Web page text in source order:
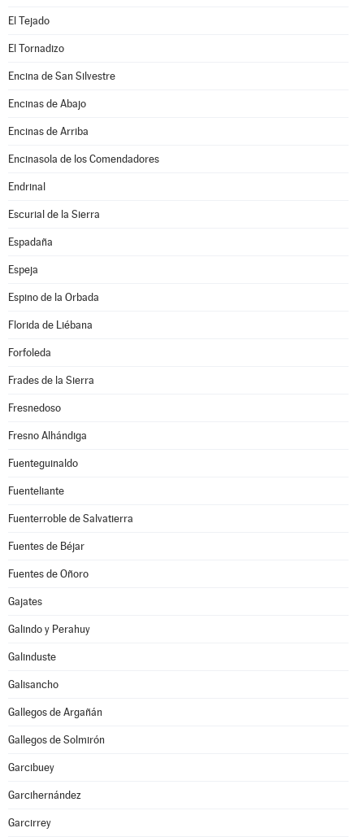
El Tejado
El Tornadizo
Encina de San Silvestre
Encinas de Abajo
Encinas de Arriba
Encinasola de los Comendadores
Endrinal
Escurial de la Sierra
Espadaña
Espeja
Espino de la Orbada
Florida de Liébana
Forfoleda
Frades de la Sierra
Fresnedoso
Fresno Alhándiga
Fuenteguinaldo
Fuenteliante
Fuenterroble de Salvatierra
Fuentes de Béjar
Fuentes de Oñoro
Gajates
Galindo y Perahuy
Galinduste
Galisancho
Gallegos de Argañán
Gallegos de Solmirón
Garcibuey
Garcihernández
Garcirrey